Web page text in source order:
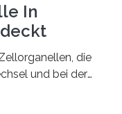
In
die
und bei der
präzise in